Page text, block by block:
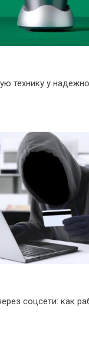
технику у
соцсети: как